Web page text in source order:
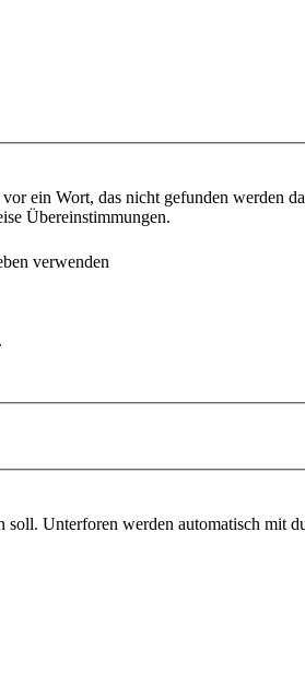
vor ein Wort, das nicht gefunden werden
Übereinstimmungen.
verwenden
soll. Unterforen werden automatisch mit